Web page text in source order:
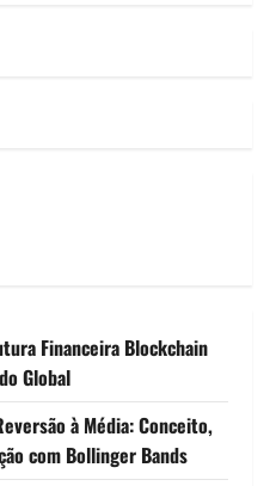
Financeira Blockchain
Global
à Média: Conceito,
com Bollinger Bands